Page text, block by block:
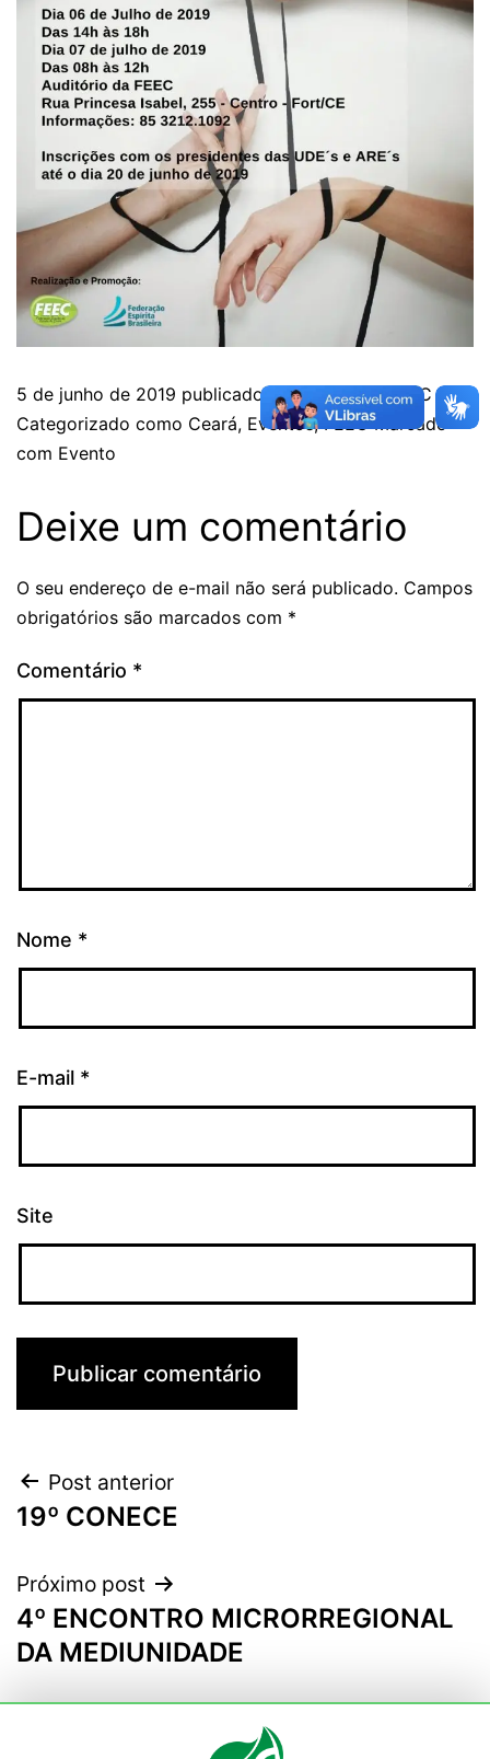
5 de junho de 2019 publicadoPorSecretaria FEEC
Categorizado como Ceará, Eventos, FEEC Marcado
com Evento
Deixe um comentário
O seu endereço de e-mail não será publicado. Campos
obrigatórios são marcados com *
Comentário *
Nome *
E-mail *
Site
Post anterior
19º CONECE
Próximo post
4º ENCONTRO MICRORREGIONAL
DA MEDIUNIDADE